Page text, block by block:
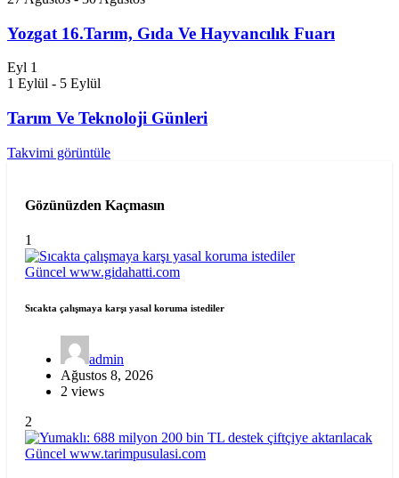
Yozgat 16.Tarım, Gıda Ve Hayvancılık Fuarı
Eyl 1
1 Eylül - 5 Eylül
Tarım Ve Teknoloji Günleri
Takvimi görüntüle
Gözünüzden Kaçmasın
1
Güncel www.gidahatti.com
Sıcakta çalışmaya karşı yasal koruma istediler
admin
Ağustos 8, 2026
2 views
2
Güncel www.tarimpusulasi.com